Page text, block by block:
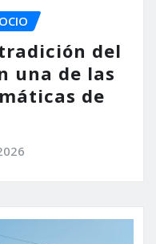
OCIO
del
una de las
de